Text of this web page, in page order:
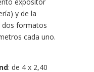
expositor
y de la
dos formatos
cada uno.
: de 4 x 2,40